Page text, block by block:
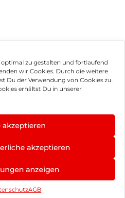
zu gestalten und fortlaufend
wir Cookies. Durch die weitere
Du der Verwendung von Cookies zu.
erhältst Du in unserer
akzeptieren
akzeptieren
anzeigen
AGB
AG – All Rights Reserved.
★★★★★